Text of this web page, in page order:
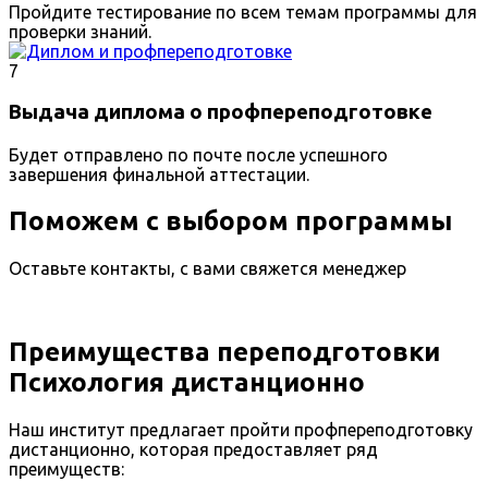
Пройдите тестирование по всем темам программы для
проверки знаний.
7
Выдача диплома о профпереподготовке
Будет отправлено по почте после успешного
завершения финальной аттестации.
Поможем с выбором программы
Оставьте контакты, с вами свяжется менеджер
Преимущества переподготовки
Психология дистанционно
Наш институт предлагает пройти профпереподготовку
дистанционно, которая предоставляет ряд
преимуществ: